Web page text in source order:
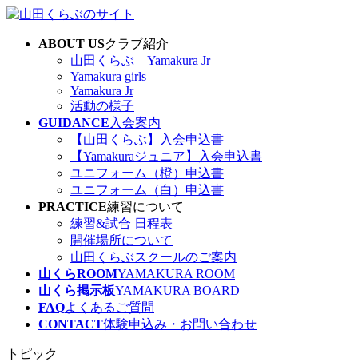
コ
ナ
ABOUT USクラブ紹介
山田くらぶ Yamakura Jr
Yamakura girls
Yamakura Jr
活動の様子
GUIDANCE 入会案内
【山田くらぶ】入会申込書
【Yamakuraジュニア】入会申込書
ユニフォーム（橙）申込書
ユニフォーム（白）申込書
PRACTICE練習について
練習&試合 日程表
開催場所について
山田くらぶスクールのご案内
山くらROOMYAMAKURA ROOM
山くら掲示板YAMAKURA BOARD
FAQよくあるご質問
CONTACT体験申込み・お問い合わせ
トピック